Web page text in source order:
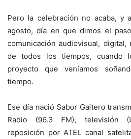
Pero la celebración no acaba, y
agosto, día en que dimos el
comunicación audiovisual, digital,
de todos los tiempos, cuando
proyecto que veníamos
tiempo.
Ese día nació Sabor Gaitero
Radio (96.3 FM), televisión
reposición por ATEL canal